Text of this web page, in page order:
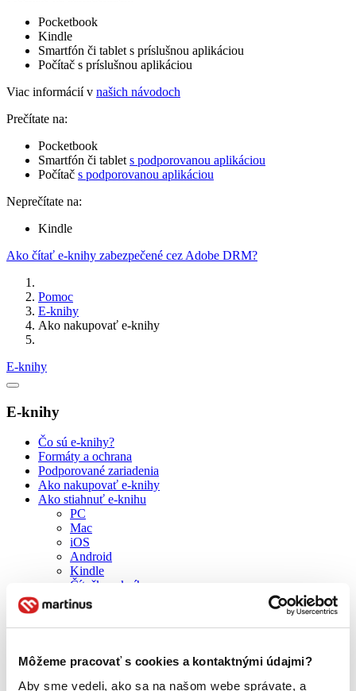
Môžeme pracovať s cookies a kontaktnými údajmi?
Aby sme vedeli, ako sa na našom webe správate, a
Pocketbook
Kindle
Smartfón či tablet s príslušnou aplikáciou
Počítač s príslušnou aplikáciou
Viac informácií v našich návodoch
Prečítate na:
Pocketbook
Smartfón či tablet s podporovanou aplikáciou
Počítač s podporovanou aplikáciou
Neprečítate na:
Kindle
Ako čítať e-knihy zabezpečené cez Adobe DRM?
Pomoc
E-knihy
Ako nakupovať e-knihy
E-knihy
E-knihy
Čo sú e-knihy?
Formáty a ochrana
Podporované zariadenia
Ako nakupovať e-knihy
Ako stiahnuť e-knihu
PC
Mac
iOS
Android
Kindle
Čítačka e-kníh
Sony
Ako poslať e-knihu do čítačky
Kindle
Ako darovať e-knihu
Zákaznícka podpora